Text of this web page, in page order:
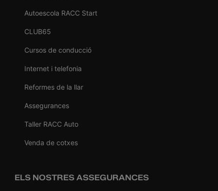
Autoescola RACC Start
CLUB65
Cursos de conducció
Internet i telefonia
Reformes de la llar
Assegurances
Taller RACC Auto
Venda de cotxes
ELS NOSTRES ASSEGURANCES